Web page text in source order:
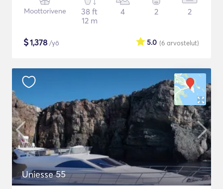
Moottorivene
38 ft
12 m
4 2 2
$1,378 /yö (6 arvostelut)
5.0
Uniesse 55